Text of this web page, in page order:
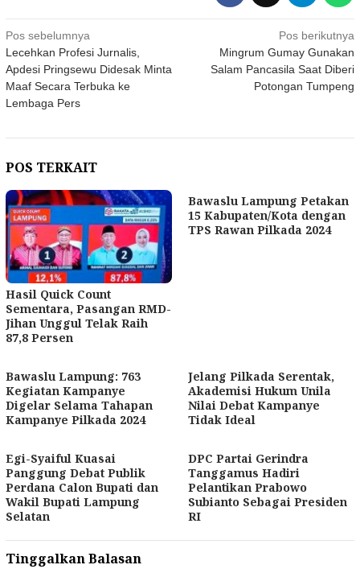
Navigasi
pos
Pos sebelumnya
Lecehkan Profesi Jurnalis,
Apdesi Pringsewu Didesak Minta
Maaf Secara Terbuka ke
Lembaga Pers
Pos berikutnya
Mingrum Gumay Gunakan
Salam Pancasila Saat Diberi
Potongan Tumpeng
POS TERKAIT
Hasil Quick Count
Sementara, Pasangan RMD-
Jihan Unggul Telak Raih
87,8 Persen
Bawaslu Lampung Petakan
15 Kabupaten/Kota dengan
TPS Rawan Pilkada 2024
Bawaslu Lampung: 763
Kegiatan Kampanye
Digelar Selama Tahapan
Kampanye Pilkada 2024
Jelang Pilkada Serentak,
Akademisi Hukum Unila
Nilai Debat Kampanye
Tidak Ideal
Egi-Syaiful Kuasai
Panggung Debat Publik
Perdana Calon Bupati dan
Wakil Bupati Lampung
Selatan
DPC Partai Gerindra
Tanggamus Hadiri
Pelantikan Prabowo
Subianto Sebagai Presiden
RI
Tinggalkan Balasan